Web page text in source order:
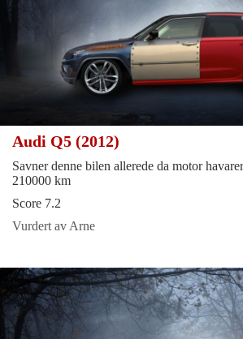
Audi Q5 (2012)
Savner denne bilen allerede da motor
210000 km
Score 7.2
Vurdert av Arne